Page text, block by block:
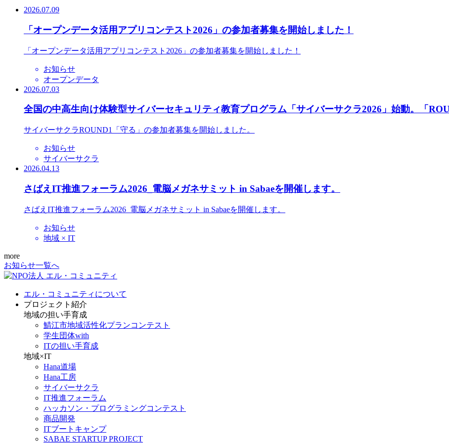
2026.07.09
「オープンデータ活用アプリコンテスト2026」の参加者募集を開始しました！
「オープンデータ活用アプリコンテスト2026」の参加者募集を開始しました！
お知らせ
オープンデータ
2026.07.03
全国の中高生向け体験型サイバーセキュリティ教育プログラム「サイバーサクラ2026」始動。「
サイバーサクラROUND1「守る」の参加者募集を開始しました。
お知らせ
サイバーサクラ
2026.04.13
さばえIT推進フォーラム2026_電脳メガネサミット in Sabaeを開催します。
さばえIT推進フォーラム2026_電脳メガネサミット in Sabaeを開催します。
お知らせ
地域 × IT
more
お知らせ一覧へ
エル・コミュニティについて
プロジェクト紹介
地域の担い手育成
鯖江市地域活性化プランコンテスト
学生団体with
ITの担い手育成
地域×IT
Hana道場
Hana工房
サイバーサクラ
IT推進フォーラム
ハッカソン・プログラミングコンテスト
商品開発
ITブートキャンプ
SABAE STARTUP PROJECT